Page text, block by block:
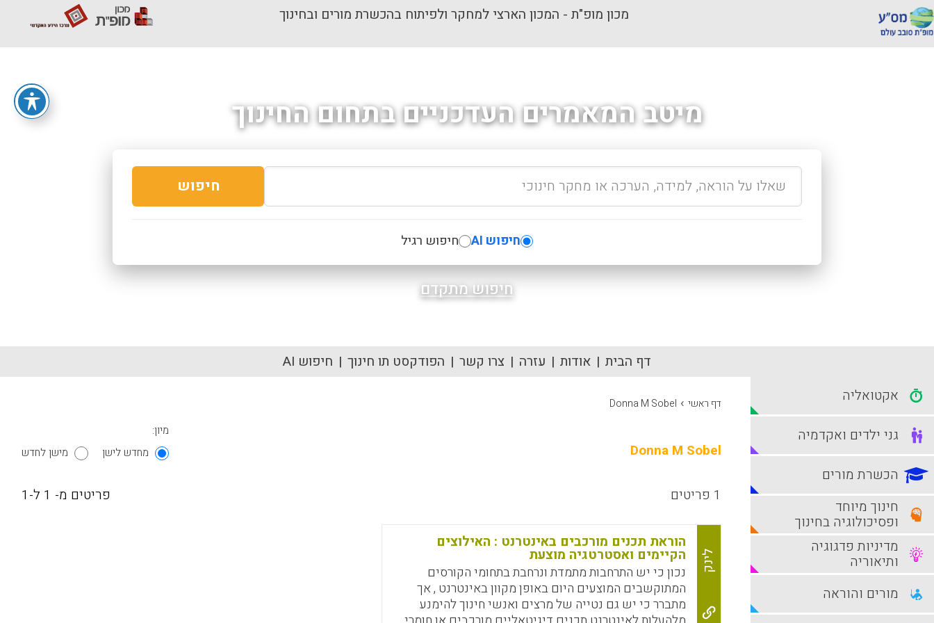
מכון מופ"ת - המכון הארצי למחקר ולפיתוח בהכשרת מורים ובחינוך
מיטב המאמרים העדכניים בתחום החינוך
חיפוש
חיפוש AI חיפוש רגיל
חיפוש מתקדם
דף הבית אודות עזרה צרו קשר הפודקסט תו חינוך חיפוש AI
דף ראשי ›
Donna M Sobel
Donna M Sobel
מיון:
מחדש לישן
מישן לחדש
1 פריטים פריטים מ- 1 ל-1
לינק
הוראת תכנים מורכבים באינטרנט : האילוצים
הקיימים ואסטרטגיה מוצעת
נכון כי יש התרחבות מתמדת ונרחבת בתחומי הקורסים
המתוקשבים המוצעים היום באופן מקוון באינטרנט , אך
מתברר כי יש גם נטייה של מרצים ואנשי חינוך להימנע
אקטואליה
גני ילדים ואקדמיה
הכשרת מורים
חינוך מיוחד
ופסיכולוגיה בחינוך
מדיניות פדגוגיה
ותיאוריה
מורים והוראה